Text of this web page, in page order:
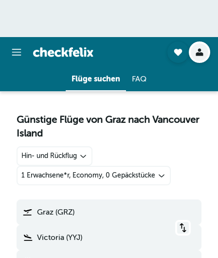
Flüge suchen FAQ
Günstige Flüge von Graz nach Vancouver
Island
Hin- und Rückflug
1 Erwachsene*r, Economy, 0 Gepäckstücke
Graz (GRZ)
Victoria (YYJ)